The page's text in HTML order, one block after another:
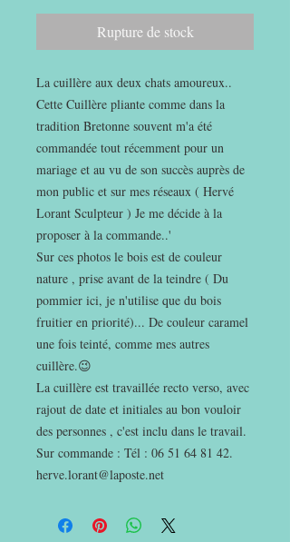
Rupture de stock
La cuillère aux deux chats amoureux..
Cette Cuillère pliante comme dans la
tradition Bretonne souvent m'a été
commandée tout récemment pour un
mariage et au vu de son succès auprès de
mon public et sur mes réseaux ( Hervé
Lorant Sculpteur ) Je me décide à la
proposer à la commande..'
Sur ces photos le bois est de couleur
nature , prise avant de la teindre ( Du
pommier ici, je n'utilise que du bois
fruitier en priorité)... De couleur caramel
une fois teinté, comme mes autres
cuillère.😉
La cuillère est travaillée recto verso, avec
rajout de date et initiales au bon vouloir
des personnes , c'est inclu dans le travail.
Sur commande : Tél : 06 51 64 81 42.
herve.lorant@laposte.net